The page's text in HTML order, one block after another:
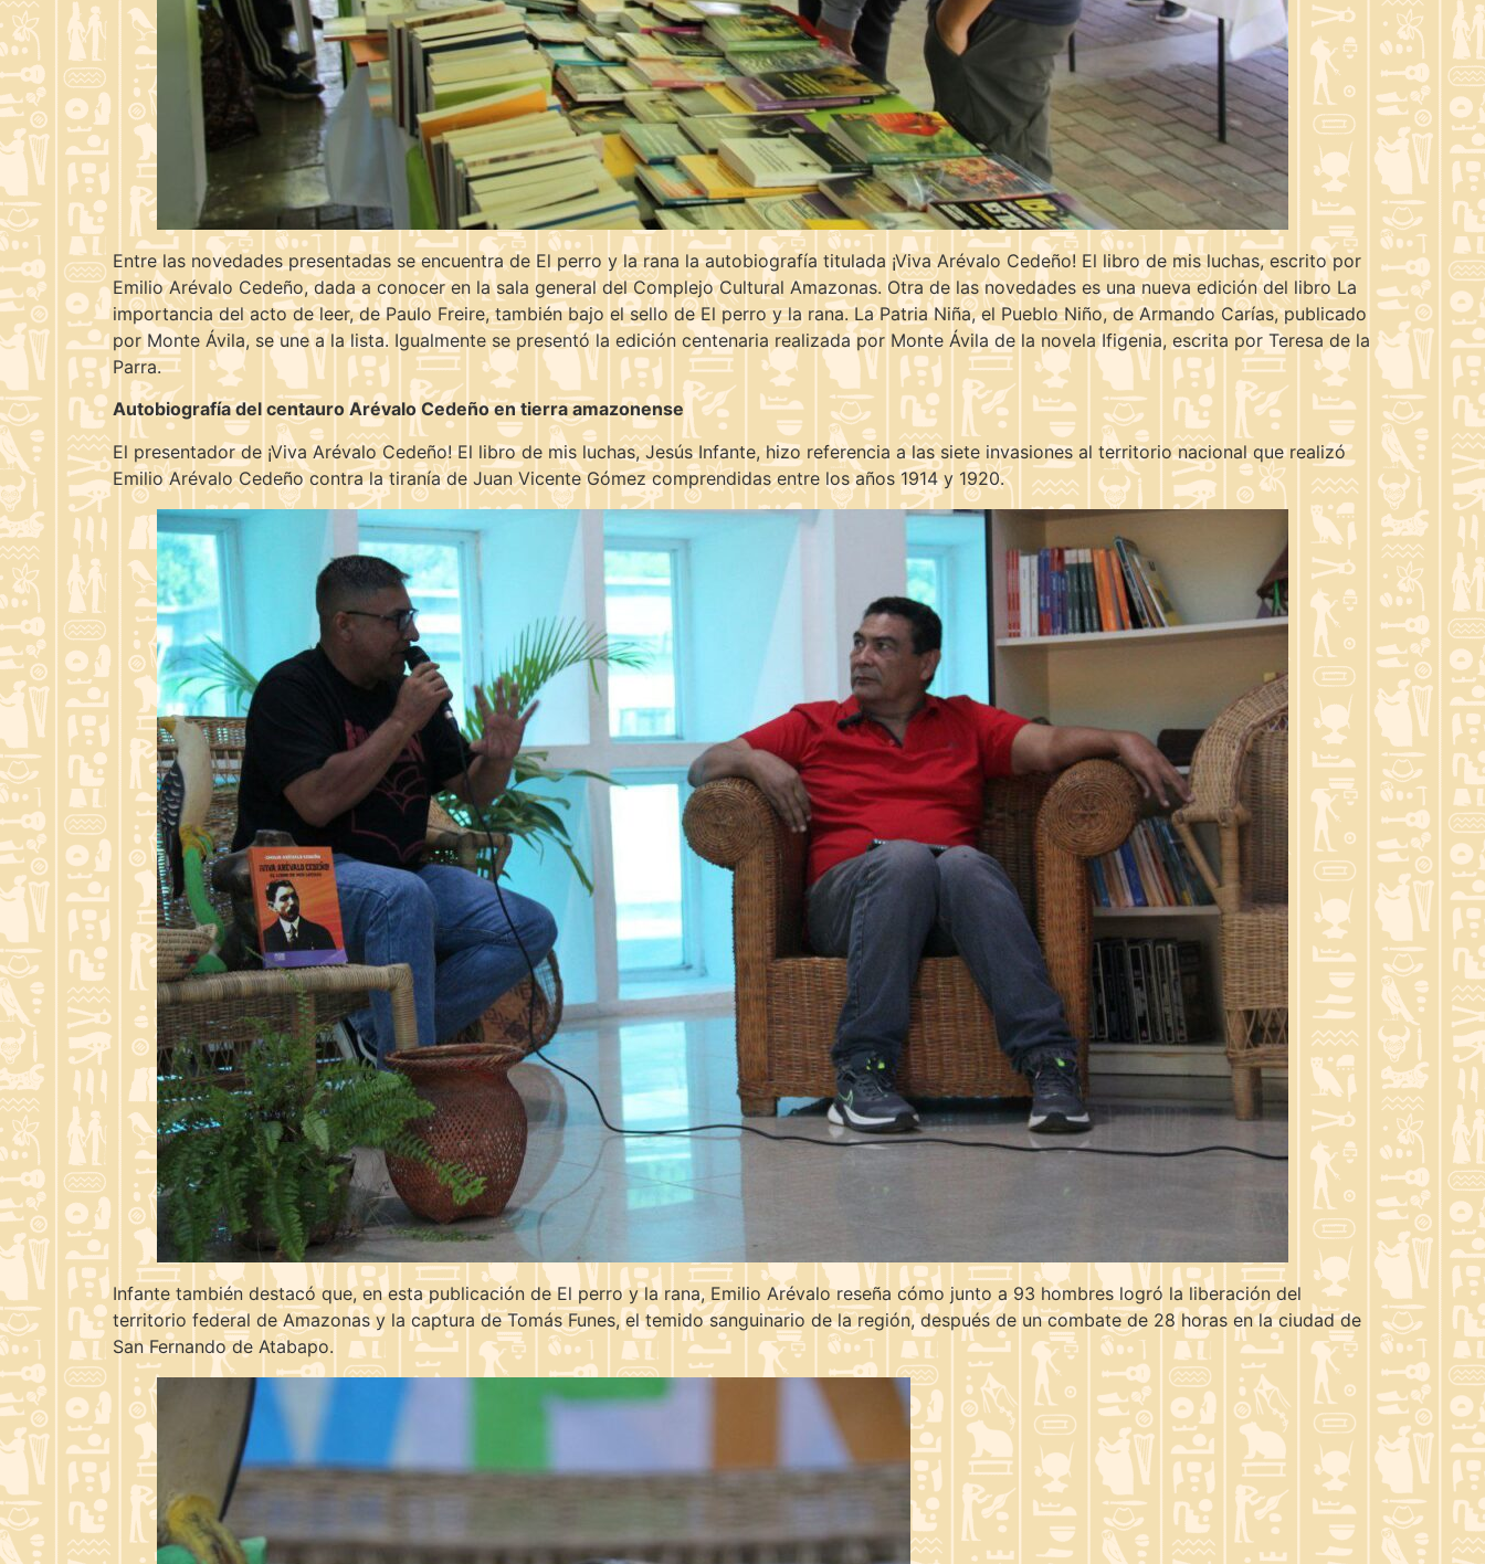
Entre las novedades presentadas se encuentra de El perro y la rana la autobiografía titulada ¡Viva Arévalo Cedeño! El libro de mis luchas, escrito por
Emilio Arévalo Cedeño, dada a conocer en la sala general del Complejo Cultural Amazonas. Otra de las novedades es una nueva edición del libro La
importancia del acto de leer, de Paulo Freire, también bajo el sello de El perro y la rana. La Patria Niña, el Pueblo Niño, de Armando Carías, publicado
por Monte Ávila, se une a la lista. Igualmente se presentó la edición centenaria realizada por Monte Ávila de la novela Ifigenia, escrita por Teresa de la
Parra.
Autobiografía del centauro Arévalo Cedeño en tierra amazonense
El presentador de ¡Viva Arévalo Cedeño! El libro de mis luchas, Jesús Infante, hizo referencia a las siete invasiones al territorio nacional que realizó
Emilio Arévalo Cedeño contra la tiranía de Juan Vicente Gómez comprendidas entre los años 1914 y 1920.
Infante también destacó que, en esta publicación de El perro y la rana, Emilio Arévalo reseña cómo junto a 93 hombres logró la liberación del
territorio federal de Amazonas y la captura de Tomás Funes, el temido sanguinario de la región, después de un combate de 28 horas en la ciudad de
San Fernando de Atabapo.